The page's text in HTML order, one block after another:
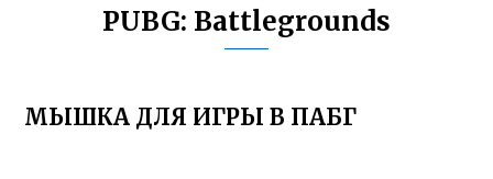
PUBG: Battlegrounds
МЫШКА ДЛЯ ИГРЫ В ПАБГ